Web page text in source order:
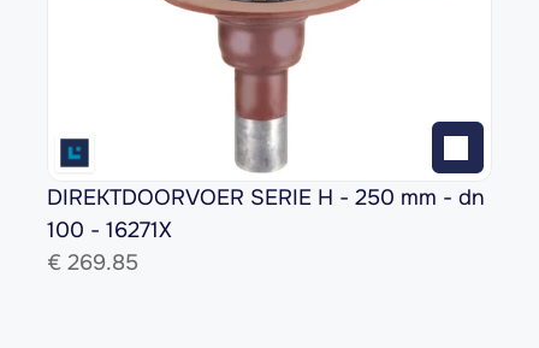
DIREKTDOORVOER SERIE H - 250 mm - dn
100 - 16271X
€ 269.85